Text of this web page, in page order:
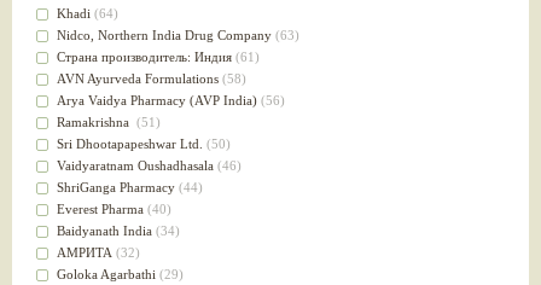
Для здоровья печени
Для тела(39)
для очищения крови(38)
При диабете(38)
Антиоксидант(37)
Для Капха(Кафа) доши
От паразитов(37)
При расстройстве желудка (36)
Успокоительное(36)
Для глаз(34)
от геморроя(34)
Противовоспалительное
Для Питта доши(32)
Khadi (64)
Nidсo, Northern India Drug Company (63)
Страна производитель: Индия (61)
AVN Ayurveda Formulations (58)
Arya Vaidya Pharmacy (AVP India) (56)
Ramakrishna (51)
Sri Dhootapapeshwar Ltd. (50)
Vaidyaratnam Oushadhasala (46)
ShriGanga Pharmacy (44)
Everest Pharma (40)
Baidyanath India (34)
АМРИТА (32)
Goloka Agarbathi (29)